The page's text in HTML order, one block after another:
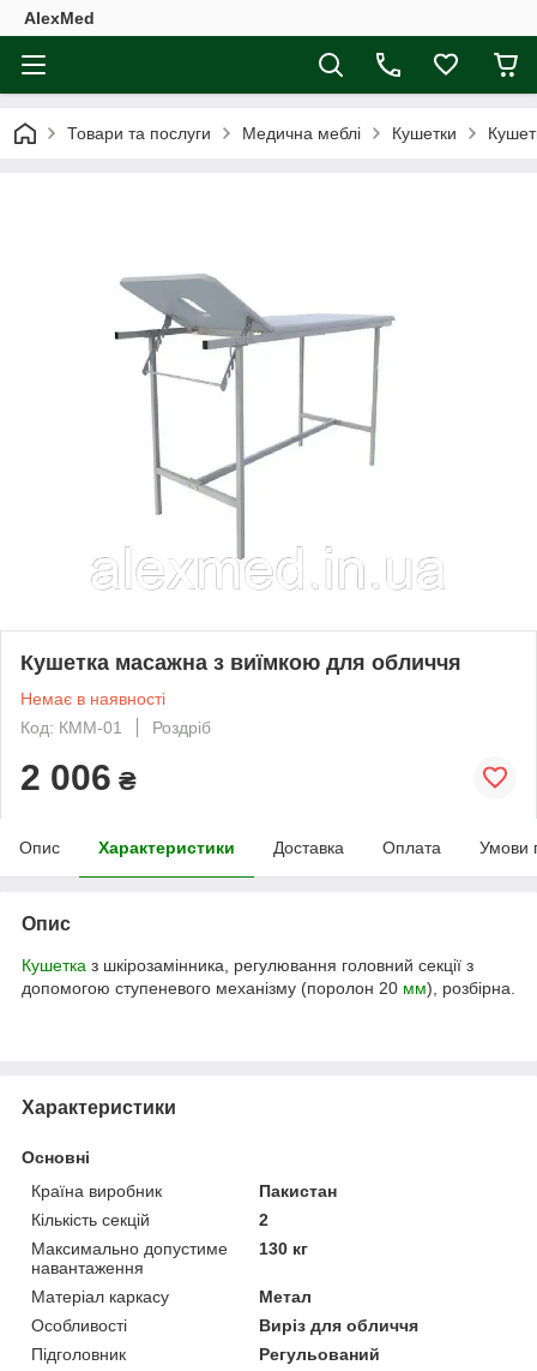
AlexMed
Товари та послуги Медична меблі Кушетки
Кушетка масажна з виїмкою для обличчя
Немає в наявності
Код: КММ-01
Роздріб
2 006 ₴
Опис Характеристики Доставка Оплата Умови
Опис
Кушетка з шкірозамінника, регулювання головний секції з
допомогою ступеневого механізму (поролон 20 мм), розбірна.
Характеристики
Основні
Країна виробник
Пакистан
Кількість секцій
2
Максимально допустиме
навантаження
130 кг
Матеріал каркасу
Метал
Особливості
Виріз для обличчя
Підголовник
Регульований